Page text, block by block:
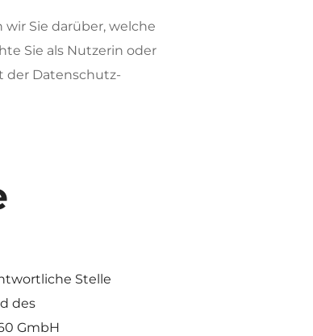
Sie darüber, welche
Sie als Nutzerin oder
der Datenschutz-
Stelle
des
GmbH